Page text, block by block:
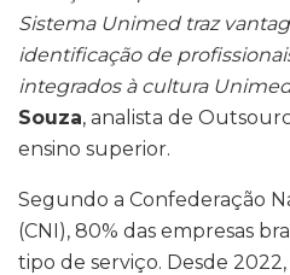
Sistema Unimed traz
identificação de
integrados à cultura
Souza, analista de
ensino superior.
Segundo a Confederação
(CNI), 80% das empresas
tipo de serviço. Desde 2022,